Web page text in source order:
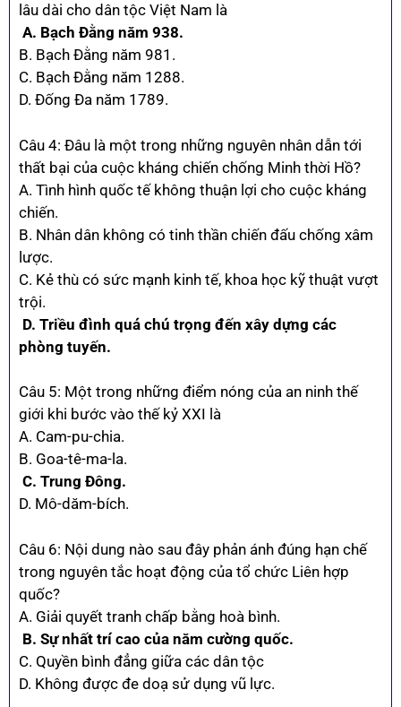
lâu dài cho dân tộc Việt Nam là
A. Bạch Đằng năm 938.
B. Bạch Đằng năm 981.
C. Bạch Đằng năm 1288.
D. Đống Đa năm 1789.
Câu 4: Đâu là một trong những nguyên nhân dẫn tới
thất bại của cuộc kháng chiến chống Minh thời Hồ?
A. Tình hình quốc tế không thuận lợi cho cuộc kháng
chiến.
B. Nhân dân không có tinh thần chiến đấu chống xâm
lược.
C. Kẻ thù có sức mạnh kinh tế, khoa học kỹ thuật vượt
trội.
D. Triều đình quá chú trọng đến xây dựng các
phòng tuyến.
Câu 5: Một trong những điểm nóng của an ninh thế
giới khi bước vào thế kỷ XXI là
A. Cam-pu-chia.
B. Goa-tê-ma-la.
C. Trung Đông.
D. Mô-dăm-bích.
Câu 6: Nội dung nào sau đây phản ánh đúng hạn chế
trong nguyên tắc hoạt động của tổ chức Liên hợp
quốc?
A. Giải quyết tranh chấp bằng hoà bình.
B. Sự nhất trí cao của năm cường quốc.
C. Quyền bình đẳng giữa các dân tộc
D. Không được đe doạ sử dụng vũ lực.